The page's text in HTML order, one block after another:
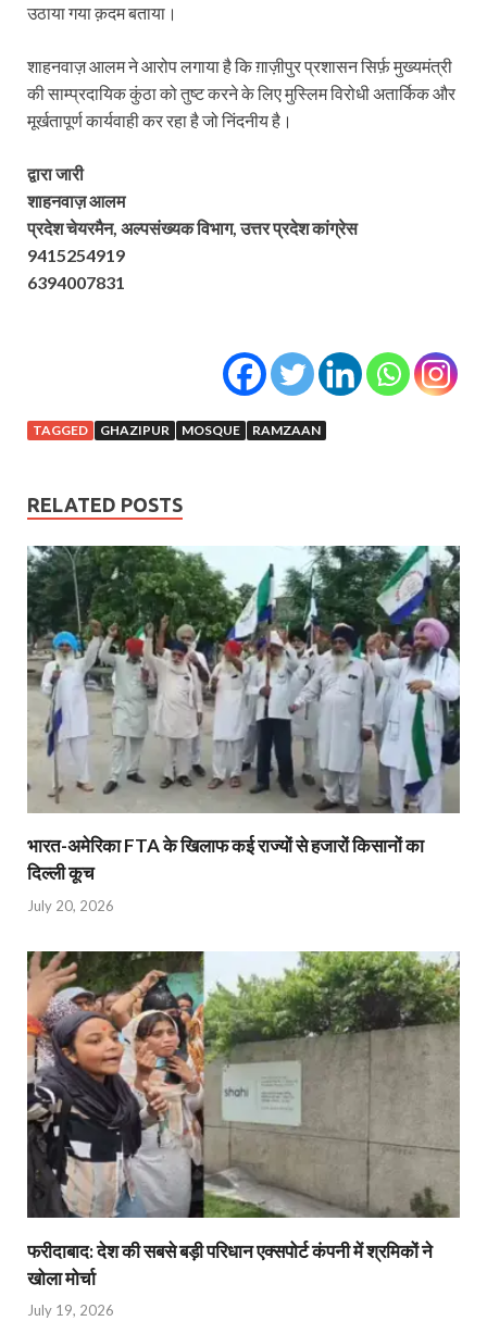
उठाया गया क़दम बताया।
शाहनवाज़ आलम ने आरोप लगाया है कि ग़ाज़ीपुर प्रशासन सिर्फ़ मुख्यमंत्री
की साम्प्रदायिक कुंठा को तुष्ट करने के लिए मुस्लिम विरोधी अतार्किक और
मूर्खतापूर्ण कार्यवाही कर रहा है जो निंदनीय है।
द्वारा जारी
शाहनवाज़ आलम
प्रदेश चेयरमैन, अल्पसंख्यक विभाग, उत्तर प्रदेश कांग्रेस
9415254919
6394007831
TAGGED GHAZIPUR MOSQUE RAMZAAN
RELATED POSTS
भारत-अमेरिका FTA के खिलाफ कई राज्यों से हजारों किसानों का
दिल्ली कूच
July 20, 2026
फरीदाबाद: देश की सबसे बड़ी परिधान एक्सपोर्ट कंपनी में श्रमिकों ने
खोला मोर्चा
July 19, 2026